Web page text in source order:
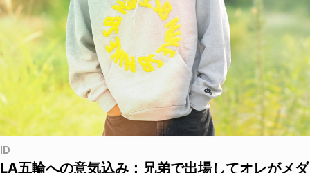
ID
LA五輪への意気込み：兄弟で出場してオレがメダ